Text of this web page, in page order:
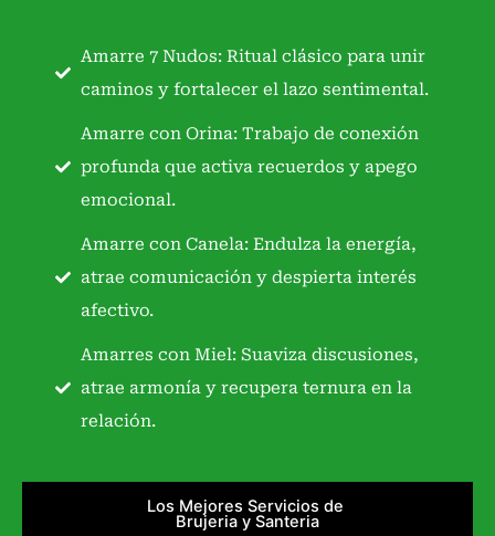
Los Mejores Servicios de
Brujeria y Santeria
Amarre 7 Nudos: Ritual clásico para unir
caminos y fortalecer el lazo sentimental.
Amarre con Orina: Trabajo de conexión
profunda que activa recuerdos y apego
emocional.
Amarre con Canela: Endulza la energía,
atrae comunicación y despierta interés
afectivo.
Amarres con Miel: Suaviza discusiones,
atrae armonía y recupera ternura en la
relación.